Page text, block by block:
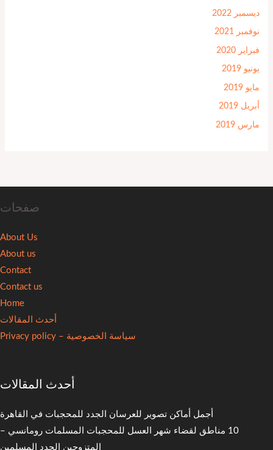
ديسمبر 2022
نوفمبر 2021
فبراير 2020
يونيو 2019
مايو 2019
أبريل 2019
مارس 2019
صفحات
About Us
About us
Contact
Contact us
Home
أحدث المقالات
سياسة الخصوصية – Privacy policy
أحدث المقالات
أجمل أماكن تصوير للعرسان الجدد للمحجبات في القاهرة
10 مناطق لقضاء شهر العسل للمحجبات المسلمات رومانسي –
المتزوجين الجدد المسلمين